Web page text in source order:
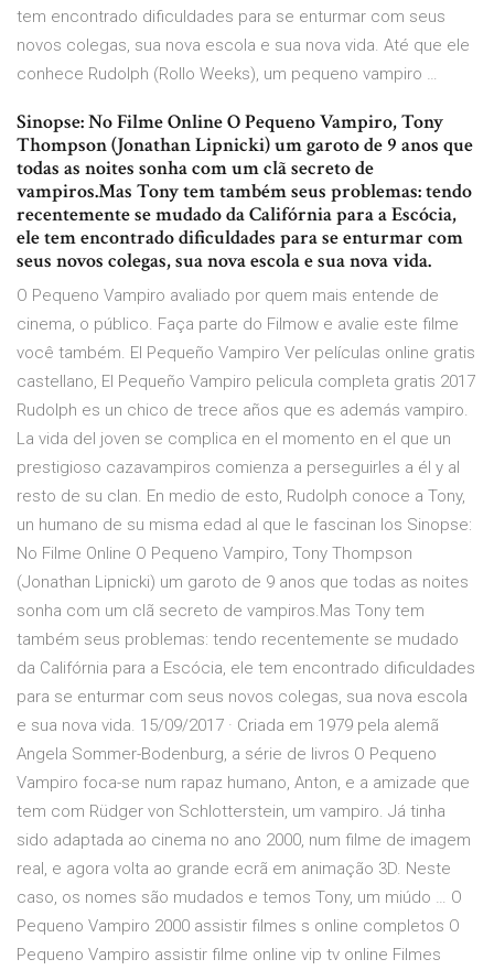
tem encontrado dificuldades para se enturmar com seus
novos colegas, sua nova escola e sua nova vida. Até que ele
conhece Rudolph (Rollo Weeks), um pequeno vampiro …
Sinopse: No Filme Online O Pequeno Vampiro, Tony
Thompson (Jonathan Lipnicki) um garoto de 9 anos que
todas as noites sonha com um clã secreto de
vampiros.Mas Tony tem também seus problemas: tendo
recentemente se mudado da Califórnia para a Escócia,
ele tem encontrado dificuldades para se enturmar com
seus novos colegas, sua nova escola e sua nova vida.
O Pequeno Vampiro avaliado por quem mais entende de
cinema, o público. Faça parte do Filmow e avalie este filme
você também. El Pequeño Vampiro Ver películas online gratis
castellano, El Pequeño Vampiro pelicula completa gratis 2017
Rudolph es un chico de trece años que es además vampiro.
La vida del joven se complica en el momento en el que un
prestigioso cazavampiros comienza a perseguirles a él y al
resto de su clan. En medio de esto, Rudolph conoce a Tony,
un humano de su misma edad al que le fascinan los Sinopse:
No Filme Online O Pequeno Vampiro, Tony Thompson
(Jonathan Lipnicki) um garoto de 9 anos que todas as noites
sonha com um clã secreto de vampiros.Mas Tony tem
também seus problemas: tendo recentemente se mudado
da Califórnia para a Escócia, ele tem encontrado dificuldades
para se enturmar com seus novos colegas, sua nova escola
e sua nova vida. 15/09/2017 · Criada em 1979 pela alemã
Angela Sommer-Bodenburg, a série de livros O Pequeno
Vampiro foca-se num rapaz humano, Anton, e a amizade que
tem com Rüdger von Schlotterstein, um vampiro. Já tinha
sido adaptada ao cinema no ano 2000, num filme de imagem
real, e agora volta ao grande ecrã em animação 3D. Neste
caso, os nomes são mudados e temos Tony, um miúdo … O
Pequeno Vampiro 2000 assistir filmes s online completos O
Pequeno Vampiro assistir filme online vip tv online Filmes